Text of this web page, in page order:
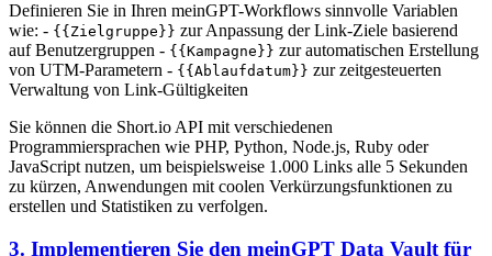
Definieren Sie in Ihren meinGPT-Workflows sinnvolle Variablen
wie: - {{Zielgruppe}} zur Anpassung der Link-Ziele basierend
auf Benutzergruppen - {{Kampagne}} zur automatischen Erstellung
von UTM-Parametern - {{Ablaufdatum}} zur zeitgesteuerten
Verwaltung von Link-Gültigkeiten
Sie können die Short.io API mit verschiedenen
Programmiersprachen wie PHP, Python, Node.js, Ruby oder
JavaScript nutzen, um beispielsweise 1.000 Links alle 5 Sekunden
zu kürzen, Anwendungen mit coolen Verkürzungsfunktionen zu
erstellen und Statistiken zu verfolgen.
3. Implementieren Sie den meinGPT Data Vault für